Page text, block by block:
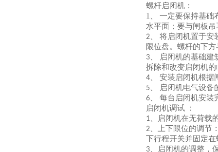
螺杆启闭机：
1、 一定要保持基础
水平面；要与闸板
2 、 将启闭机置于
限位盘。螺杆的下
3 、 启闭机的基础
拆除和改变启闭机
4 、 安装启闭机根
5 、 启闭机电气设
6 、 每台启闭机安
启闭机调试
：
1 、启闭机在无荷载
2 、上下限位的调
下行程开关并固定在
3 、启闭机的调整，